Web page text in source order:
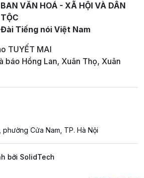
BAN VĂN HOÁ - XÃ HỘI VÀ DÂN
TỘC
Đài Tiếng nói Việt Nam
TUYẾT MAI
báo Hồng Lan, Xuân Thọ, Xuân
Cửa Nam, TP. Hà Nội
bởi SolidTech